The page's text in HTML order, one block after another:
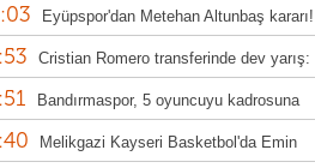
Eyüpspor'dan Metehan Altunbaş kararı!
Cristian Romero transferinde dev yarış:
Atletico Madrid ve Arsenal
Bandırmaspor, 5 oyuncuyu kadrosuna
Melikgazi Kayseri Basketbol'da Emin